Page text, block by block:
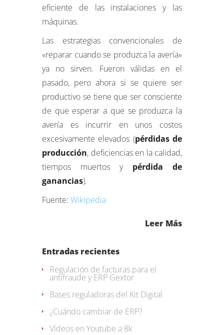
eficiente de las instalaciones y las
máquinas.
Las estrategias convencionales de
«reparar cuando se produzca la avería»
ya no sirven. Fueron válidas en el
pasado, pero ahora si se quiere ser
productivo se tiene que ser consciente
de que esperar a que se produzca la
avería es incurrir en unos costos
excesivamente elevados (pérdidas de
producción, deficiencias en la calidad,
tiempos muertos y pérdida de
ganancias).
Fuente: Wikipedia
Leer Más
Entradas recientes
Regulación de facturas para el
antifraude y ERP Gextor
Bases reguladoras del Kit Digital
¿Cuándo cambiar de ERP?
Vídeos en Youtube a 8k